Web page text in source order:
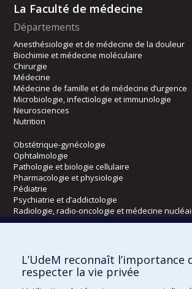
La Faculté de médecine
Départements
Anesthésiologie et de médecine de la douleur
Biochimie et médecine moléculaire
Chirurgie
Médecine
Médecine de famille et de médecine d’urgence
Microbiologie, infectiologie et immunologie
Neurosciences
Nutrition
Obstétrique-gynécologie
Ophtalmologie
Pathologie et biologie cellulaire
Pharmacologie et physiologie
Pédiatrie
Psychiatrie et d’addictologie
Radiologie, radio-oncologie et médecine
Kinésiologie et des sciences de l’activité
Orthophonie et audiologie
L’UdeM reconnaît l’importance
respecter la vie privée